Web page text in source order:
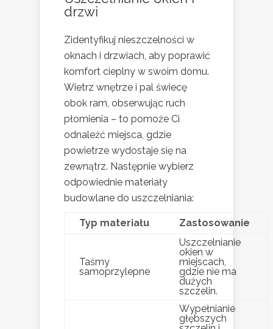
drzwi
Zidentyfikuj nieszczelności w
oknach i drzwiach, aby poprawić
komfort cieplny w swoim domu.
Wietrz wnętrze i pal świecę
obok ram, obserwując ruch
płomienia – to pomoże Ci
odnaleźć miejsca, gdzie
powietrze wydostaje się na
zewnątrz. Następnie wybierz
odpowiednie materiały
budowlane do uszczelniania:
Typ materiału Zastosowanie
Taśmy
samoprzylepne
Uszczelnianie
okien w
miejscach,
gdzie nie ma
dużych
szczelin.
Wypełnianie
głębszych